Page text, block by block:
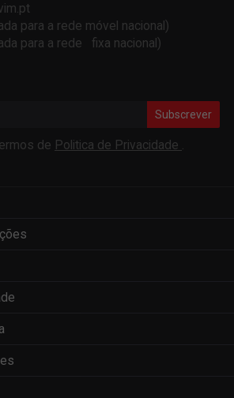
para a rede móvel nacional)
para a rede fixa nacional)
Subscrever
de Politica de Privacidade .